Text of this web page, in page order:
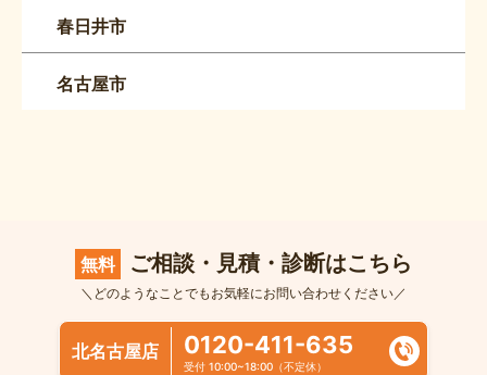
春日井市
名古屋市
無料 ご相談・見積・診断はこちら
＼どのようなことでもお気軽にお問い合わせください／
北名古屋店 0120-411-635
受付 10:00~18:00（不定休）